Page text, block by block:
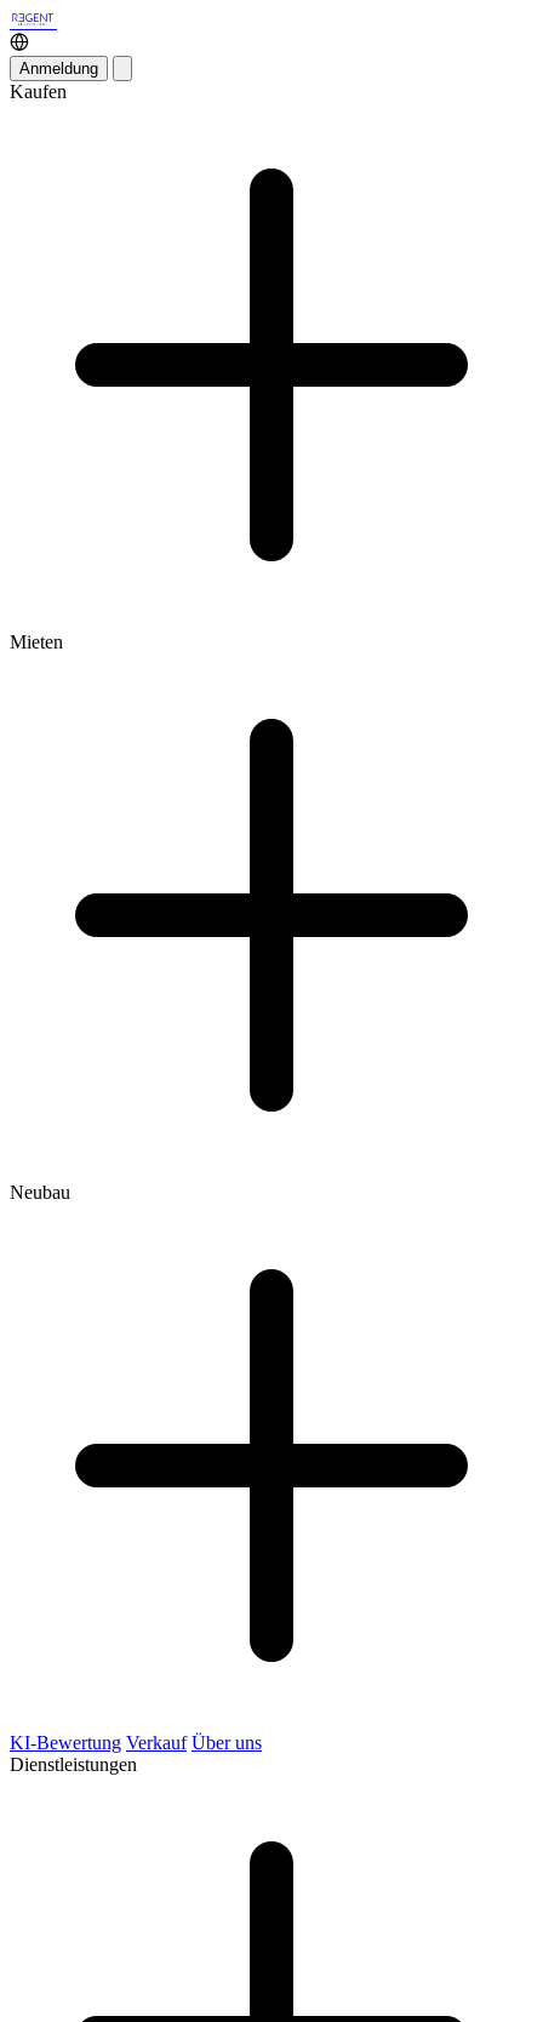
Anmeldung
Kaufen
Mieten
Neubau
KI-Bewertung Verkauf Über uns
Dienstleistungen